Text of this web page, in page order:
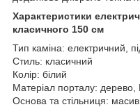
Характеристики
класичного 150 см
Тип каміна: електричний,
Стиль: класичний
Колір: білий
Матеріал порталу:
Основа та стільниця: